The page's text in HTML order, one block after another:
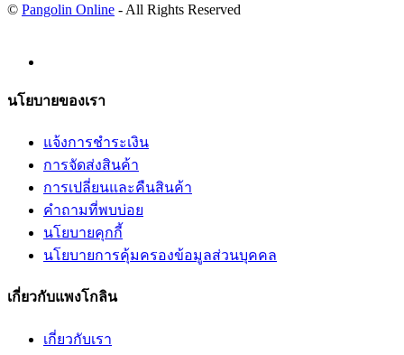
© Pangolin Online - All Rights Reserved
นโยบายของเรา
แจ้งการชำระเงิน
การจัดส่งสินค้า
การเปลี่ยนและคืนสินค้า
คำถามที่พบบ่อย
นโยบายคุกกี้
นโยบายการคุ้มครองข้อมูลส่วนบุคคล
เกี่ยวกับแพงโกลิน
เกี่ยวกับเรา